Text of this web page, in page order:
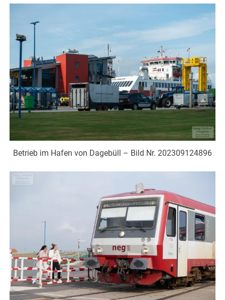
Betrieb im Hafen von Dagebüll – Bild Nr. 202309124896